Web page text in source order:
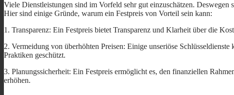
Viele Dienstleistungen sind im Vorfeld sehr gut einzuschätzen.
Hier sind einige Gründe, warum ein Festpreis von Vorteil sein kann:
1. Transparenz: Ein Festpreis bietet Transparenz und Klarheit über die
2. Vermeidung von überhöhten Preisen: Einige unseriöse
Praktiken geschützt.
3. Planungssicherheit: Ein Festpreis ermöglicht es, den finanziellen
erhöhen.